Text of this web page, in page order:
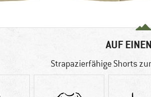
AUF
Strapazierfähige Shorts